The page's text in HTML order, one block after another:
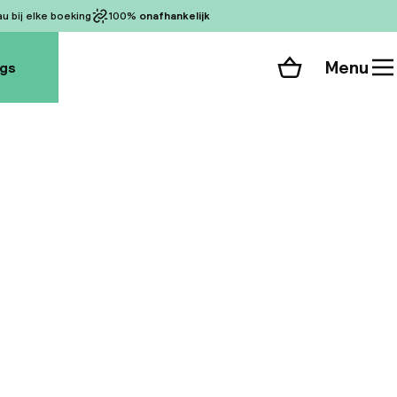
bij elke boeking 100% onafhankelijk
Winkelmand
Menu